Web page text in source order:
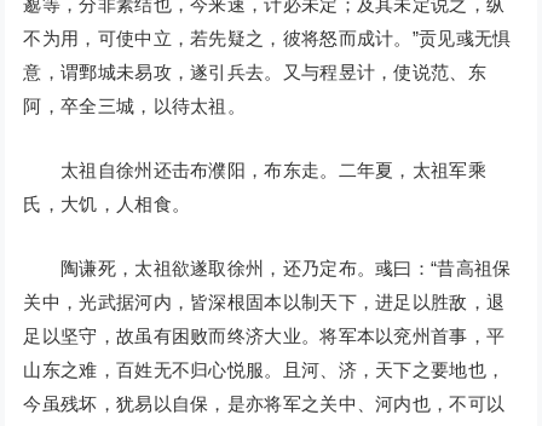
邈等，分非素结也，今来速，计必未定；及其未定说之，纵
不为用，可使中立，若先疑之，彼将怒而成计。”贡见彧无惧
意，谓鄄城未易攻，遂引兵去。又与程昱计，使说范、东
阿，卒全三城，以待太祖。
太祖自徐州还击布濮阳，布东走。二年夏，太祖军乘
氏，大饥，人相食。
陶谦死，太祖欲遂取徐州，还乃定布。彧曰：“昔高祖保
关中，光武据河内，皆深根固本以制天下，进足以胜敌，退
足以坚守，故虽有困败而终济大业。将军本以兖州首事，平
山东之难，百姓无不归心悦服。且河、济，天下之要地也，
今虽残坏，犹易以自保，是亦将军之关中、河内也，不可以